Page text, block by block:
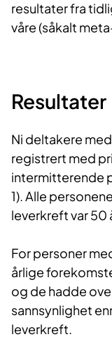
resultater fra
våre (såkalt
Resultater
Ni deltakere
registrert med
intermitterende
1). Alle
leverkreft var 50
For personer
årlige
og de hadde
sannsynlighet
leverkreft.